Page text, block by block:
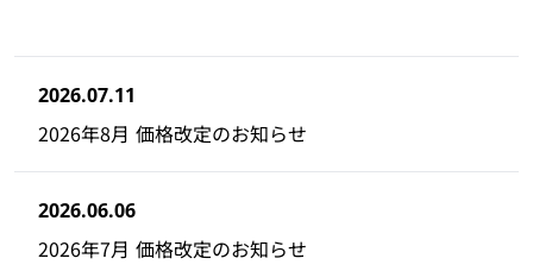
2026.07.11
2026年8月 価格改定のお知らせ
2026.06.06
2026年7月 価格改定のお知らせ